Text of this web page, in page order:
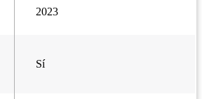
2023
Sí